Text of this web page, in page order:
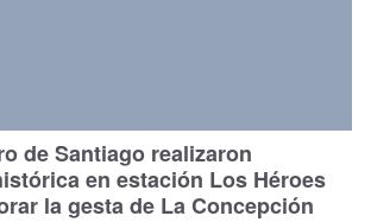
de Santiago realizaron
en estación Los Héroes
la gesta de La Concepción